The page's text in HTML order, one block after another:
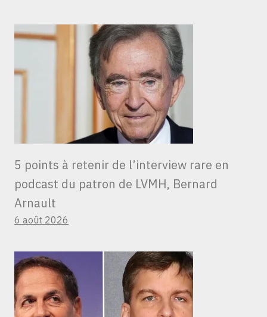
5 points à retenir de l’interview rare en
podcast du patron de LVMH, Bernard
Arnault
6 août 2026